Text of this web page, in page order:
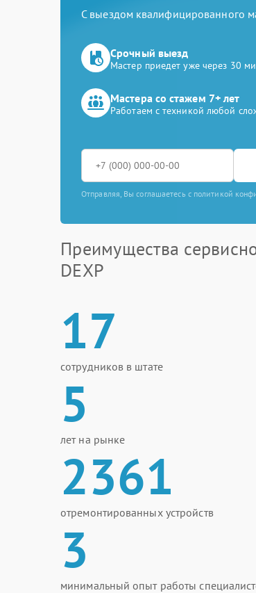
С выездом квалифицированного
Срочный выезд
Мастер приедет уже через 30
Мастера со стажем 7+ лет
Работаем с техникой любой
Отправляя, Вы соглашаетесь с политикой
Преимущества
DEXP
17
сотрудников в штате
5
лет на рынке
2361
отремонтированных устройств
3
минимальный опыт работы